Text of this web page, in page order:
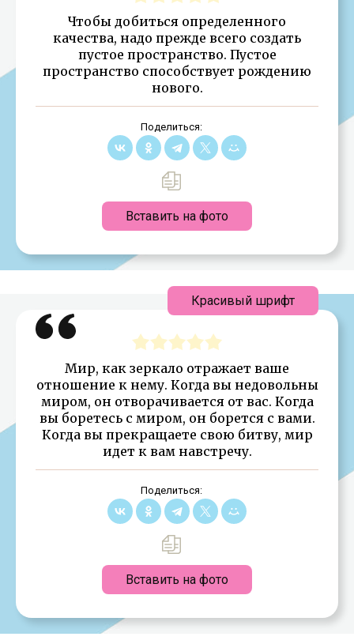
Чтобы добиться определенного
качества, надо прежде всего создать
пустое пространство. Пустое
пространство способствует рождению
нового.
Поделиться:
Вставить на фото
Мир, как зеркало отражает ваше
отношение к нему. Когда вы недовольны
миром, он отворачивается от вас. Когда
вы боретесь с миром, он борется с вами.
Когда вы прекращаете свою битву, мир
идет к вам навстречу.
Поделиться:
Вставить на фото
Красивый шрифт